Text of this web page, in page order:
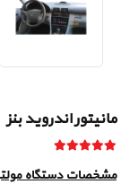
مانیتور اندروید بنز
مشخصات دستگاه